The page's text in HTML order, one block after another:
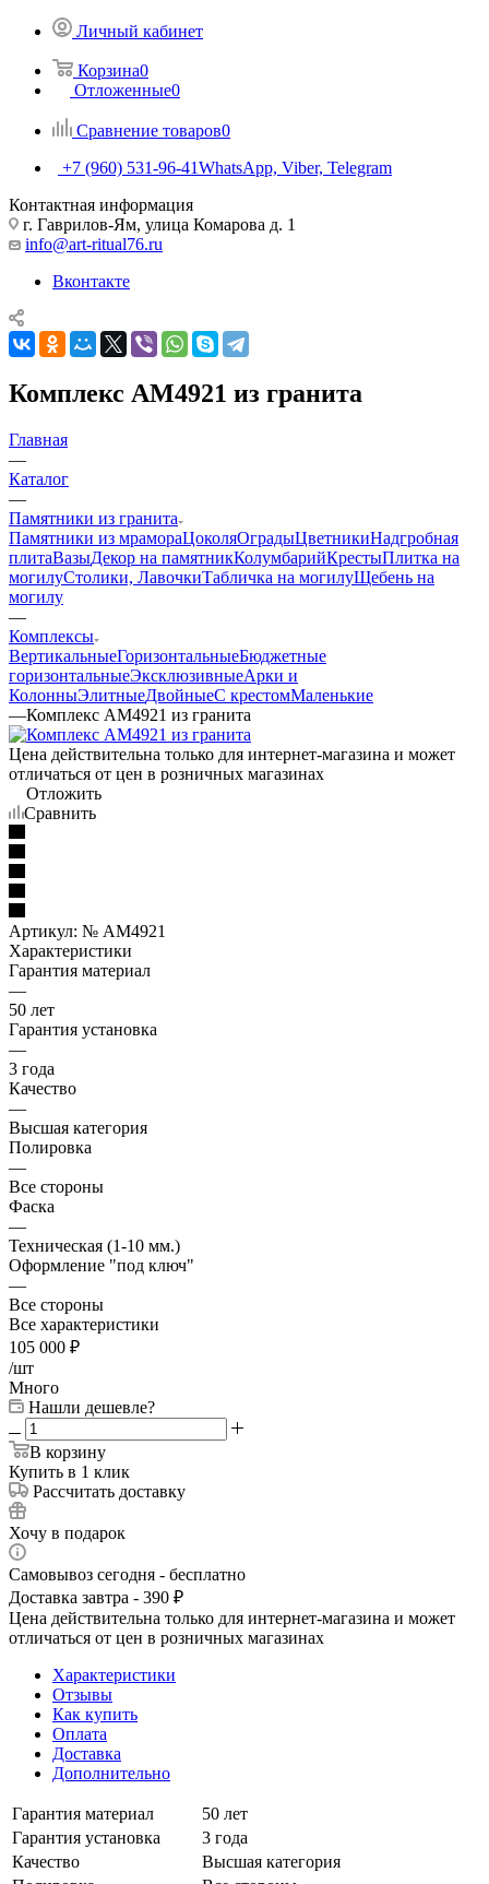
Личный кабинет
Корзина0
Отложенные0
Сравнение товаров0
+7 (960) 531-96-41WhatsApp, Viber, Telegram
Контактная информация
г. Гаврилов-Ям, улица Комарова д. 1
info@art-ritual76.ru
Вконтакте
Комплекс AM4921 из гранита
Главная
—
Каталог
—
Памятники из гранита
Памятники из мрамораЦоколяОградыЦветникиНадгробная
плитаВазыДекор на памятникКолумбарийКрестыПлитка на
могилуСтолики, ЛавочкиТабличка на могилуЩебень на
могилу
—
Комплексы
ВертикальныеГоризонтальныеБюджетные
горизонтальныеЭксклюзивныеАрки и
КолонныЭлитныеДвойныеС крестомМаленькие
—Комплекс AM4921 из гранита
Цена действительна только для интернет-магазина и может
отличаться от цен в розничных магазинах
Отложить
Сравнить
Артикул: № AM4921
Характеристики
Гарантия материал
—
50 лет
Гарантия установка
—
3 года
Качество
—
Высшая категория
Полировка
—
Все стороны
Фаска
—
Техническая (1-10 мм.)
Оформление "под ключ"
—
Все стороны
Все характеристики
105 000 ₽
/шт
Много
Нашли дешевле?
В корзину
Купить в 1 клик
Рассчитать доставку
Хочу в подарок
Самовывоз сегодня - бесплатно
Доставка завтра - 390 ₽
Цена действительна только для интернет-магазина и может
отличаться от цен в розничных магазинах
Характеристики
Отзывы
Как купить
Оплата
Доставка
Дополнительно
Гарантия материал
50 лет
Гарантия установка
3 года
Качество
Высшая категория